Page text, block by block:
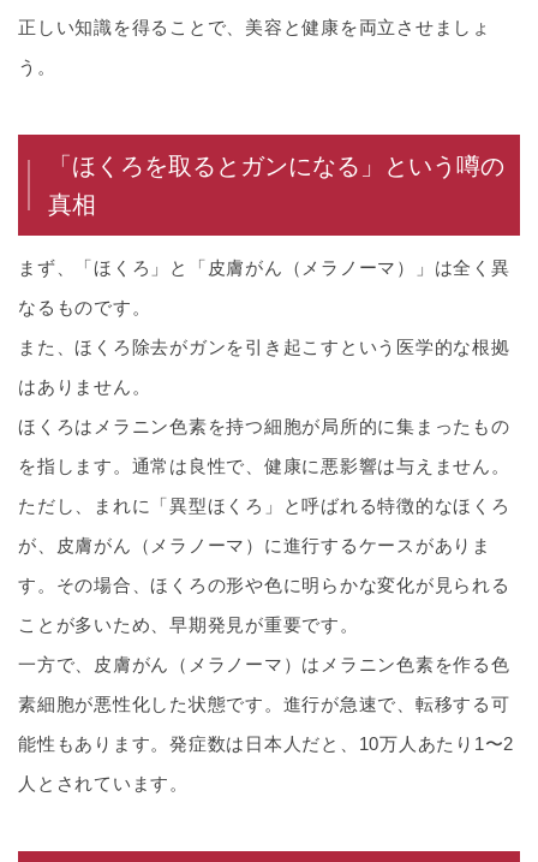
正しい知識を得ることで、美容と健康を両立させましょ
う。
「ほくろを取るとガンになる」という噂の
真相
まず、「ほくろ」と「皮膚がん（メラノーマ）」は全く異
なるものです。
また、ほくろ除去がガンを引き起こすという医学的な根拠
はありません。
ほくろはメラニン色素を持つ細胞が局所的に集まったもの
を指します。通常は良性で、健康に悪影響は与えません。
ただし、まれに「異型ほくろ」と呼ばれる特徴的なほくろ
が、皮膚がん（メラノーマ）に進行するケースがありま
す。その場合、ほくろの形や色に明らかな変化が見られる
ことが多いため、早期発見が重要です。
一方で、皮膚がん（メラノーマ）はメラニン色素を作る色
素細胞が悪性化した状態です。進行が急速で、転移する可
能性もあります。発症数は日本人だと、10万人あたり1〜2
人とされています。